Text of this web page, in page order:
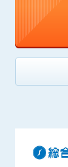
(3) 広告掲
(4) その他
第8条（サ
管理者は、
廃止を含
できるもの
第9条（会
会員の氏
ビスの提